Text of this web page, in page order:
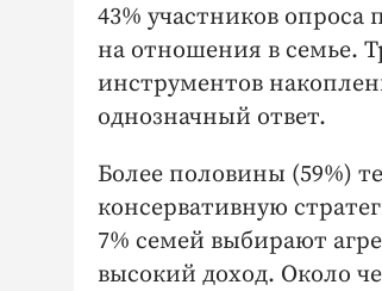
43% участников
на отношения в семье.
инструментов
однозначный ответ.
Более половины (59%)
консервативную
7% семей выбирают
высокий доход. Около